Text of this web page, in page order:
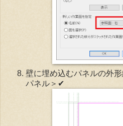
壁に埋め込むパネルの外
パネル＞✔